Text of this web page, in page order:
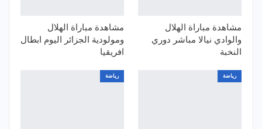
مشاهدة مباراة الهلال
والوادي نيالا مباشر دوري
النخبة
مشاهدة مباراة الهلال
ومولودية الجزائر اليوم ابطال
افريقيا
رياضة رياضة